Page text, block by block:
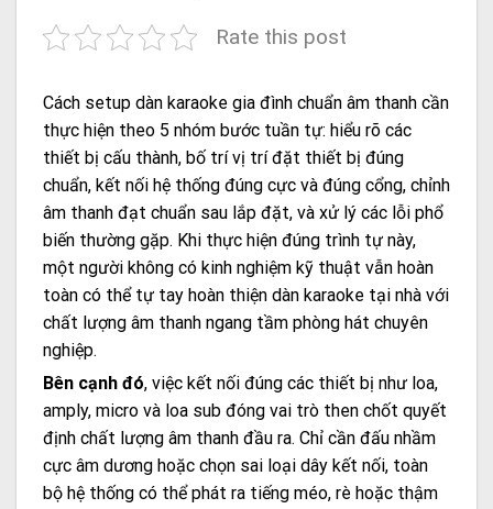
Rate this post
Cách setup dàn karaoke gia đình chuẩn âm thanh cần
thực hiện theo 5 nhóm bước tuần tự: hiểu rõ các
thiết bị cấu thành, bố trí vị trí đặt thiết bị đúng
chuẩn, kết nối hệ thống đúng cực và đúng cổng, chỉnh
âm thanh đạt chuẩn sau lắp đặt, và xử lý các lỗi phổ
biến thường gặp. Khi thực hiện đúng trình tự này,
một người không có kinh nghiệm kỹ thuật vẫn hoàn
toàn có thể tự tay hoàn thiện dàn karaoke tại nhà với
chất lượng âm thanh ngang tầm phòng hát chuyên
nghiệp.
Bên cạnh đó, việc kết nối đúng các thiết bị như loa,
amply, micro và loa sub đóng vai trò then chốt quyết
định chất lượng âm thanh đầu ra. Chỉ cần đấu nhầm
cực âm dương hoặc chọn sai loại dây kết nối, toàn
bộ hệ thống có thể phát ra tiếng méo, rè hoặc thậm